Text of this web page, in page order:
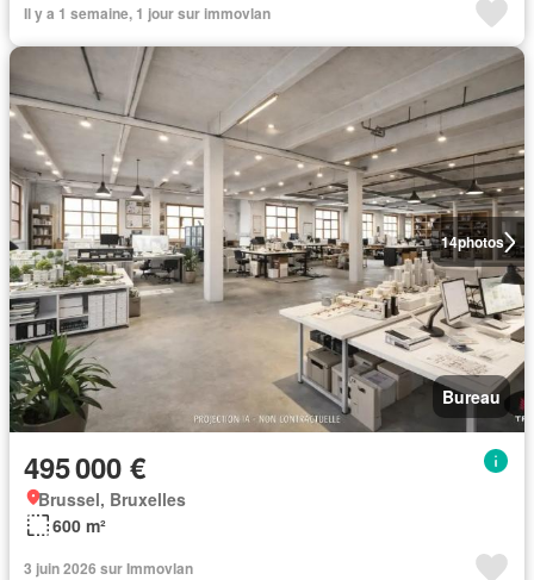
Il y a 1 semaine, 1 jour sur immovlan
14photos
Bureau
495 000 €
Brussel, Bruxelles
600 m²
3 juin 2026 sur Immovlan